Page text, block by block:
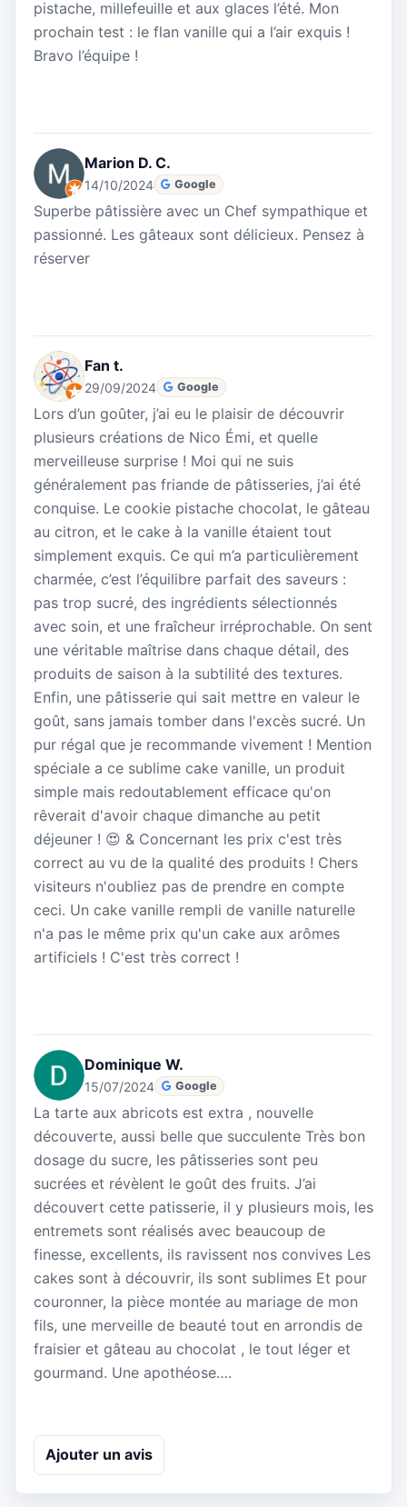
pistache, millefeuille et aux glaces l’été. Mon
prochain test : le flan vanille qui a l’air exquis !
Bravo l’équipe !
Marion D. C.
14/10/2024 Google
Superbe pâtissière avec un Chef sympathique et
passionné. Les gâteaux sont délicieux. Pensez à
réserver
Fan t.
29/09/2024 Google
Lors d’un goûter, j’ai eu le plaisir de découvrir
plusieurs créations de Nico Émi, et quelle
merveilleuse surprise ! Moi qui ne suis
généralement pas friande de pâtisseries, j’ai été
conquise. Le cookie pistache chocolat, le gâteau
au citron, et le cake à la vanille étaient tout
simplement exquis. Ce qui m’a particulièrement
charmée, c’est l’équilibre parfait des saveurs :
pas trop sucré, des ingrédients sélectionnés
avec soin, et une fraîcheur irréprochable. On sent
une véritable maîtrise dans chaque détail, des
produits de saison à la subtilité des textures.
Enfin, une pâtisserie qui sait mettre en valeur le
goût, sans jamais tomber dans l'excès sucré. Un
pur régal que je recommande vivement ! Mention
spéciale a ce sublime cake vanille, un produit
simple mais redoutablement efficace qu'on
rêverait d'avoir chaque dimanche au petit
déjeuner ! 😍 & Concernant les prix c'est très
correct au vu de la qualité des produits ! Chers
visiteurs n'oubliez pas de prendre en compte
ceci. Un cake vanille rempli de vanille naturelle
n'a pas le même prix qu'un cake aux arômes
artificiels ! C'est très correct !
Dominique W.
15/07/2024 Google
La tarte aux abricots est extra , nouvelle
découverte, aussi belle que succulente Très bon
dosage du sucre, les pâtisseries sont peu
sucrées et révèlent le goût des fruits. J’ai
découvert cette patisserie, il y plusieurs mois, les
entremets sont réalisés avec beaucoup de
finesse, excellents, ils ravissent nos convives Les
cakes sont à découvrir, ils sont sublimes Et pour
couronner, la pièce montée au mariage de mon
fils, une merveille de beauté tout en arrondis de
fraisier et gâteau au chocolat , le tout léger et
gourmand. Une apothéose….
Ajouter un avis